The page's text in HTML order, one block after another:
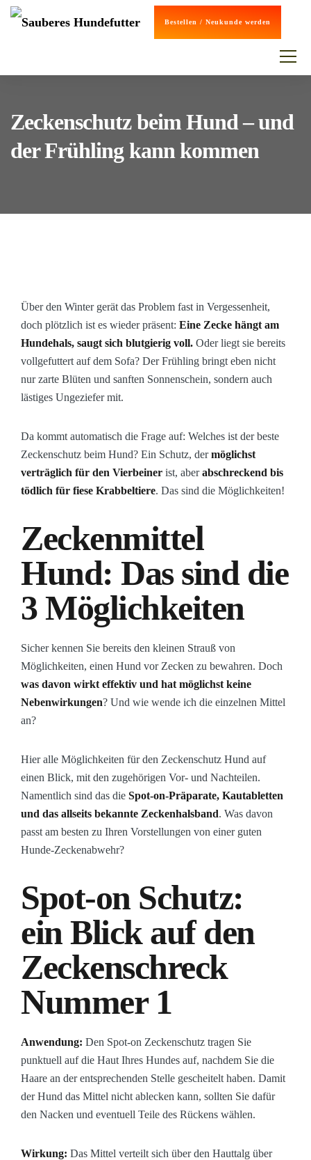
Bestellen / Neukunde werden
Zeckenschutz beim Hund – und
der Frühling kann kommen
Über den Winter gerät das Problem fast in Vergessenheit,
doch plötzlich ist es wieder präsent: Eine Zecke hängt am
Hundehals, saugt sich blutgierig voll. Oder liegt sie bereits
vollgefuttert auf dem Sofa? Der Frühling bringt eben nicht
nur zarte Blüten und sanften Sonnenschein, sondern auch
lästiges Ungeziefer mit.
Da kommt automatisch die Frage auf: Welches ist der beste
Zeckenschutz beim Hund? Ein Schutz, dermöglichst
verträglich für den Vierbeiner ist, aberabschreckend bis
tödlich für fiese Krabbeltiere. Das sind die Möglichkeiten!
Zeckenmittel
Hund: Das sind die
3 Möglichkeiten
Sicher kennen Sie bereits den kleinen Strauß von
Möglichkeiten, einen Hund vor Zecken zu bewahren. Doch
was davon wirkt effektiv und hat möglichst keine
Nebenwirkungen? Und wie wende ich die einzelnen Mittel
an?
Hier alle Möglichkeiten für den Zeckenschutz Hund auf
einen Blick, mit den zugehörigen Vor- und Nachteilen.
Namentlich sind das die Spot-on-Präparate, Kautabletten
und das allseits bekannte Zeckenhalsband. Was davon
passt am besten zu Ihren Vorstellungen von einer guten
Hunde-Zeckenabwehr?
Spot-on Schutz:
ein Blick auf den
Zeckenschreck
Nummer 1
Anwendung: Den Spot-on Zeckenschutz tragen Sie
punktuell auf die Haut Ihres Hundes auf, nachdem Sie die
Haare an der entsprechenden Stelle gescheitelt haben. Damit
der Hund das Mittel nicht ablecken kann, sollten Sie dafür
den Nacken und eventuell Teile des Rückens wählen.
Wirkung: Das Mittel verteilt sich über den Hauttalg über